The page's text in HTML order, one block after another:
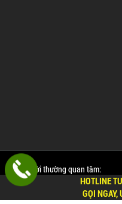
Mọi người thường quan tâm:
Các bài viết hữu ích về bàn
HOTLINE
GỌI